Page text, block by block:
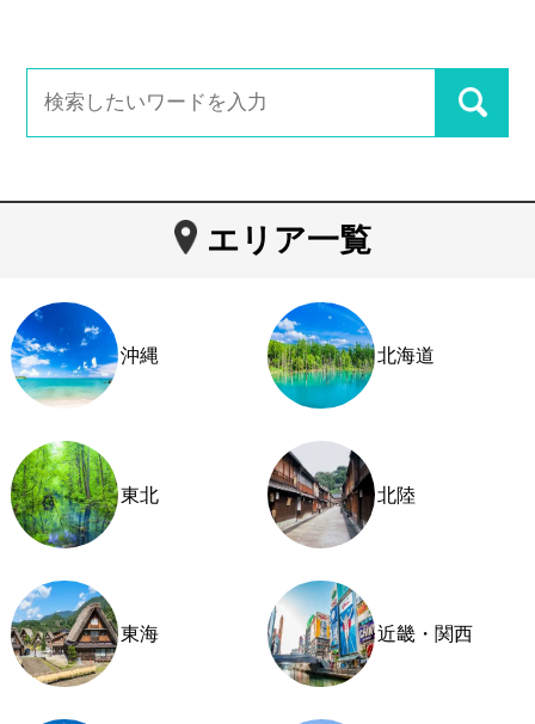
エリア一覧
沖縄 北海道
東北 北陸
東海 近畿・関西